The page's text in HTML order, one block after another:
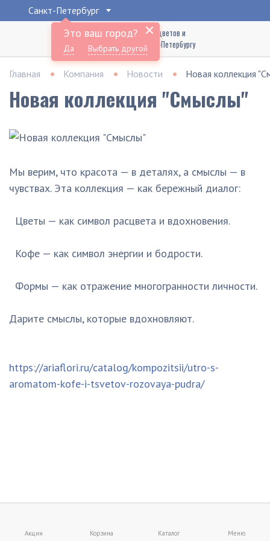
Санкт-Петербург
Это ваш город?
Да Выбрать другой
Доставка букетов цветов и
подарков по Санкт-Петербургу
Главная Компания Новости Новая коллекция
Новая коллекция "Смыслы"
Мы верим, что красота — в деталях, а смыслы — в
чувствах. Эта коллекция — как бережный диалог:
Цветы — как символ расцвета и вдохновения.
Кофе — как символ энергии и бодрости.
Формы — как отражение многогранности личности.
Дарите смыслы, которые вдохновляют.
https://ariaflori.ru/catalog/kompozitsii/utro-s-
aromatom-kofe-i-tsvetov-rozovaya-pudra/
Акции Корзина Каталог Меню